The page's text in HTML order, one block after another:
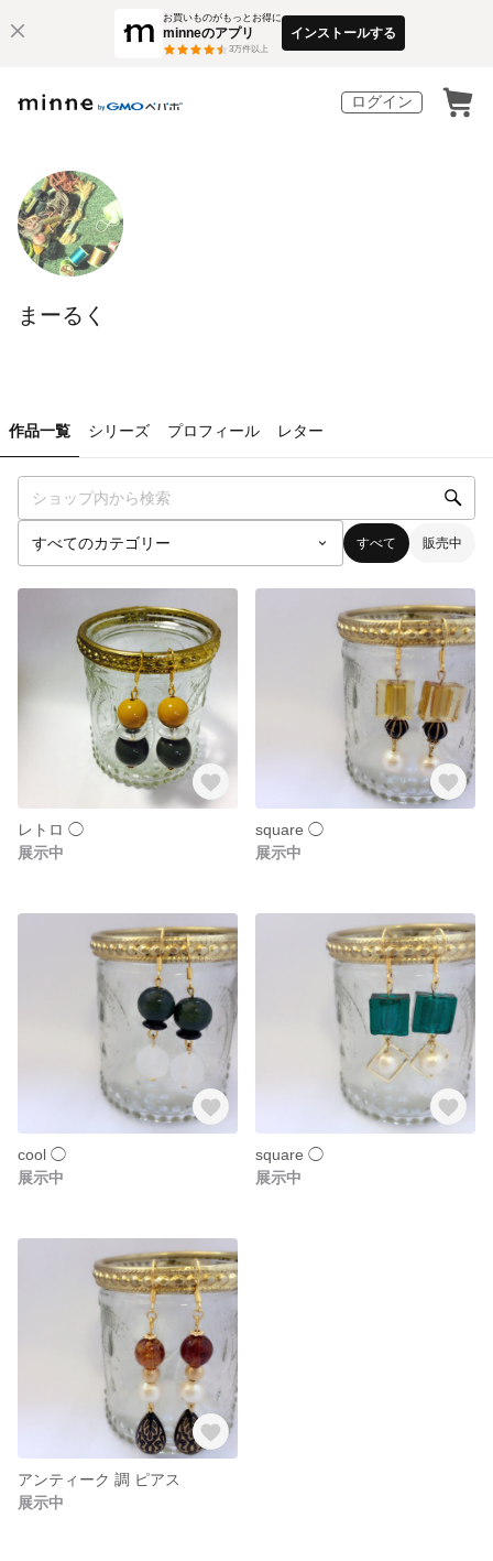
お買いものがもっとお得に
minneのアプリ
3万件以上
インストールする
ログイン
まーるく
作品一覧 シリーズ プロフィール レター
すべて 販売中
レトロ ◯
展示中
square ◯
展示中
cool ◯
展示中
square ◯
展示中
アンティーク 調 ピアス
展示中